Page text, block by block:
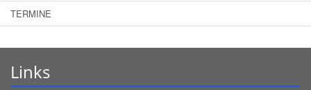
TERMINE
Links